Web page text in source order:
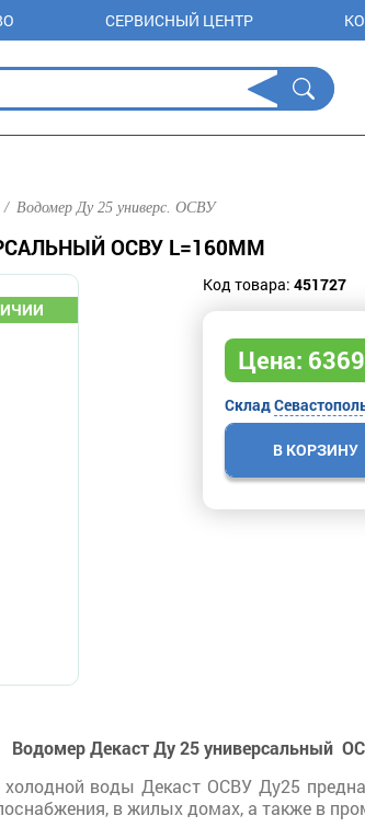
СЕРВИСНЫЙ ЦЕНТР
Водомер Ду 25 универс. ОСВУ
ОСВУ L=160ММ
Код товара: 451727
Цена: 6369
Склад
В КОРЗИНУ
Водомер Декаст Ду 25 универсальный
воды Декаст ОСВУ Ду25
в жилых домах, а также в